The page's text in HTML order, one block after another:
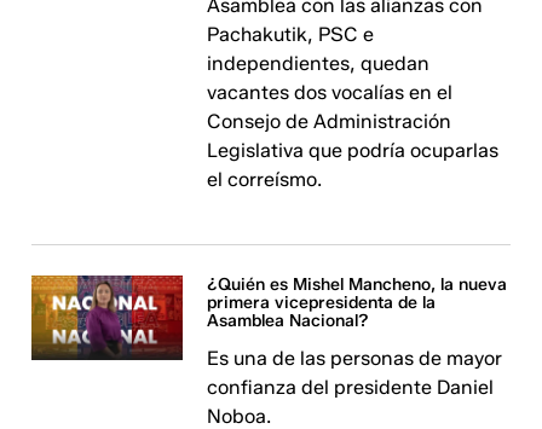
Asamblea con las alianzas con
Pachakutik, PSC e
independientes, quedan
vacantes dos vocalías en el
Consejo de Administración
Legislativa que podría ocuparlas
el correísmo.
¿Quién es Mishel Mancheno, la nueva
primera vicepresidenta de la
Asamblea Nacional?
Es una de las personas de mayor
confianza del presidente Daniel
Noboa.